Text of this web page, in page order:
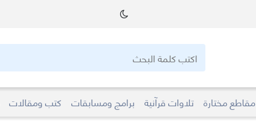
مقاطع مختارة تلاوات قرآنية برامج ومسابقات كتب ومقالات